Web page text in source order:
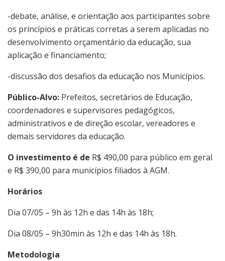
-debate, análise, e orientação aos participantes sobre
os princípios e práticas corretas a serem aplicadas no
desenvolvimento orçamentário da educação, sua
aplicação e financiamento;
-discussão dos desafios da educação nos Municípios.
Público-Alvo: Prefeitos, secretários de Educação,
coordenadores e supervisores pedagógicos,
administrativos e de direção escolar, vereadores e
demais servidores da educação.
O investimento é de R$ 490,00 para público em geral
e R$ 390,00 para municípios filiados à AGM.
Horários
Dia 07/05 – 9h às 12h e das 14h às 18h;
Dia 08/05 – 9h30min às 12h e das 14h às 18h.
Metodologia